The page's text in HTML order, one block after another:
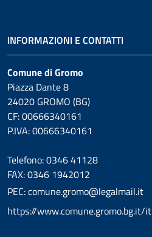
INFORMAZIONI E CONTATTI
Comune di Gromo
Piazza Dante 8
24020 GROMO (BG)
CF: 00666340161
P.IVA: 00666340161
Telefono: 0346 41128
FAX: 0346 1942012
PEC: comune.gromo@legalmail.it
https://www.comune.gromo.bg.it/it